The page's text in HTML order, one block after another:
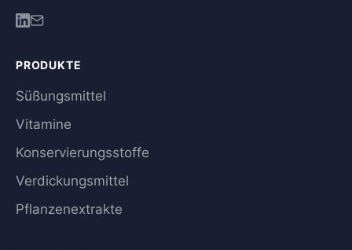
PRODUKTE
Süßungsmittel
Vitamine
Konservierungsstoffe
Verdickungsmittel
Pflanzenextrakte